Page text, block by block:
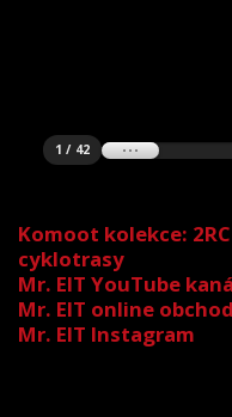
1 / 42
Komoot kolekce:
cyklotrasy
Mr. EIT YouTube
Mr. EIT online obchod
Mr. EIT Instagram